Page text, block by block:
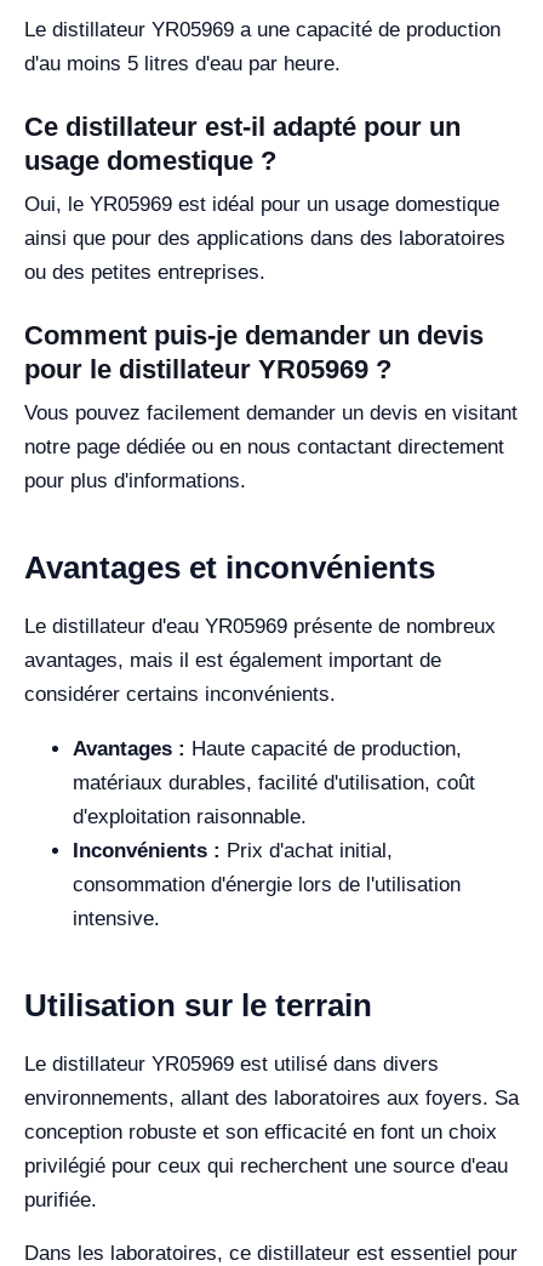
Le distillateur YR05969 a une capacité de production
d'au moins 5 litres d'eau par heure.
Ce distillateur est-il adapté pour un
usage domestique ?
Oui, le YR05969 est idéal pour un usage domestique
ainsi que pour des applications dans des laboratoires
ou des petites entreprises.
Comment puis-je demander un devis
pour le distillateur YR05969 ?
Vous pouvez facilement demander un devis en visitant
notre page dédiée ou en nous contactant directement
pour plus d'informations.
Avantages et inconvénients
Le distillateur d'eau YR05969 présente de nombreux
avantages, mais il est également important de
considérer certains inconvénients.
Avantages : Haute capacité de production,
matériaux durables, facilité d'utilisation, coût
d'exploitation raisonnable.
Inconvénients : Prix d'achat initial,
consommation d'énergie lors de l'utilisation
intensive.
Utilisation sur le terrain
Le distillateur YR05969 est utilisé dans divers
environnements, allant des laboratoires aux foyers. Sa
conception robuste et son efficacité en font un choix
privilégié pour ceux qui recherchent une source d'eau
purifiée.
Dans les laboratoires, ce distillateur est essentiel pour